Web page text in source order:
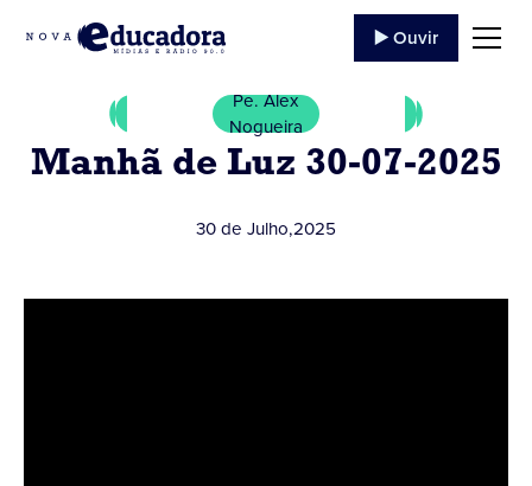
▶️ Ouvir
Pe. Alex
Nogueira
Manhã de Luz 30-07-2025
30 de Julho,2025